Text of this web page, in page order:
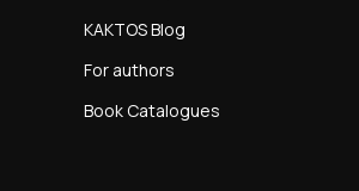
KAKTOS Blog
For authors
Book Catalogues